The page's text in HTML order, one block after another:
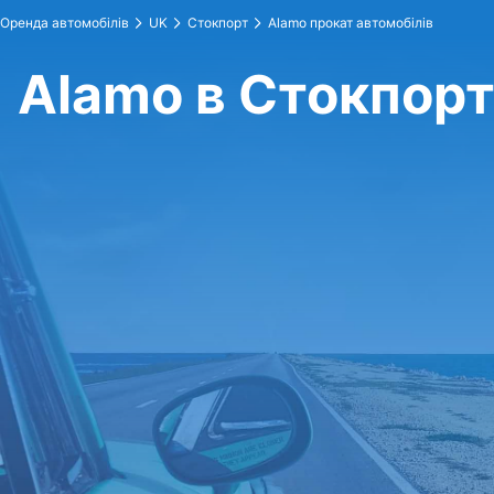
Оренда автомобілів UK Стокпорт Alamo прокат автомобілів
Alamo в Стокпорт